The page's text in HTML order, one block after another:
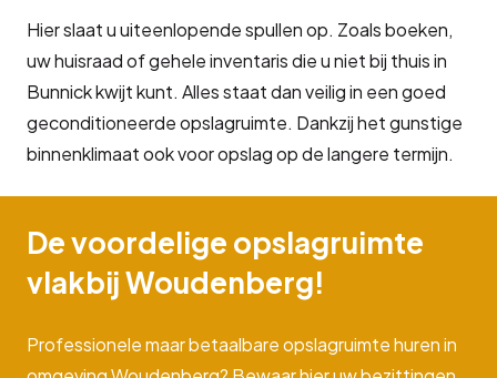
Hier slaat u uiteenlopende spullen op. Zoals boeken,
uw huisraad of gehele inventaris die u niet bij thuis in
Bunnick kwijt kunt. Alles staat dan veilig in een goed
geconditioneerde opslagruimte. Dankzij het gunstige
binnenklimaat ook voor opslag op de langere termijn.
De voordelige opslagruimte
vlakbij Woudenberg!
Professionele maar betaalbare opslagruimte huren in